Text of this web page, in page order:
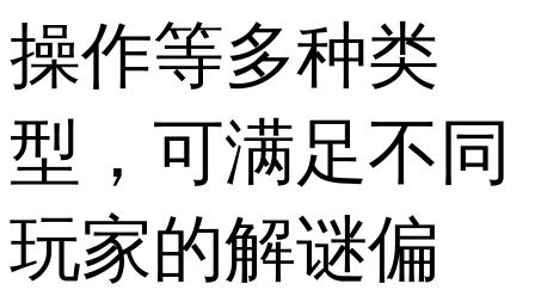
操作等多种类
型，可满足不同
玩家的解谜偏